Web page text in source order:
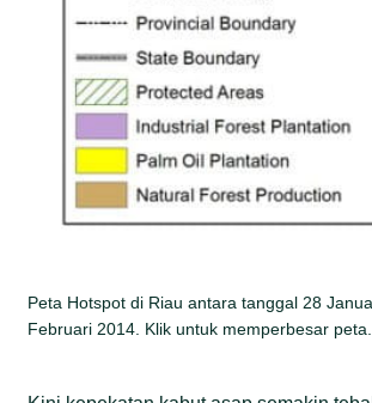
Peta Hotspot di Riau antara tanggal 28
Februari 2014. Klik untuk memperbesar peta.